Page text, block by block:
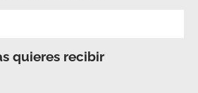
quieres recibir